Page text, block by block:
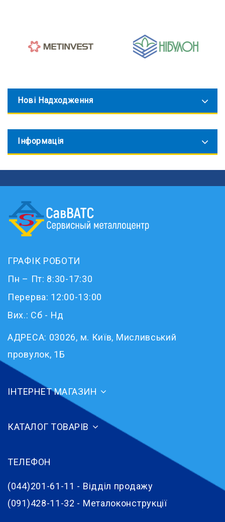
Нові Надходження
Інформація
ГРАФІК РОБОТИ
Пн – Пт: 8:30-17:30
Перерва: 12:00-13:00
Вих.: Сб - Нд
АДРЕСА: 03026, м. Київ, Мисливський
провулок, 1Б
ІНТЕРНЕТ МАГАЗИН
КАТАЛОГ ТОВАРІВ
ТЕЛЕФОН
(044)201-61-11 - Відділ продажу
(091)428-11-32 - Металоконструкції